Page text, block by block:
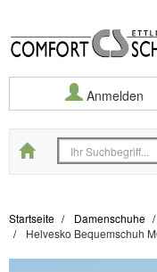
Anmelden
Startseite
Startseite Damenschuhe
Helvesko Bequemschuh